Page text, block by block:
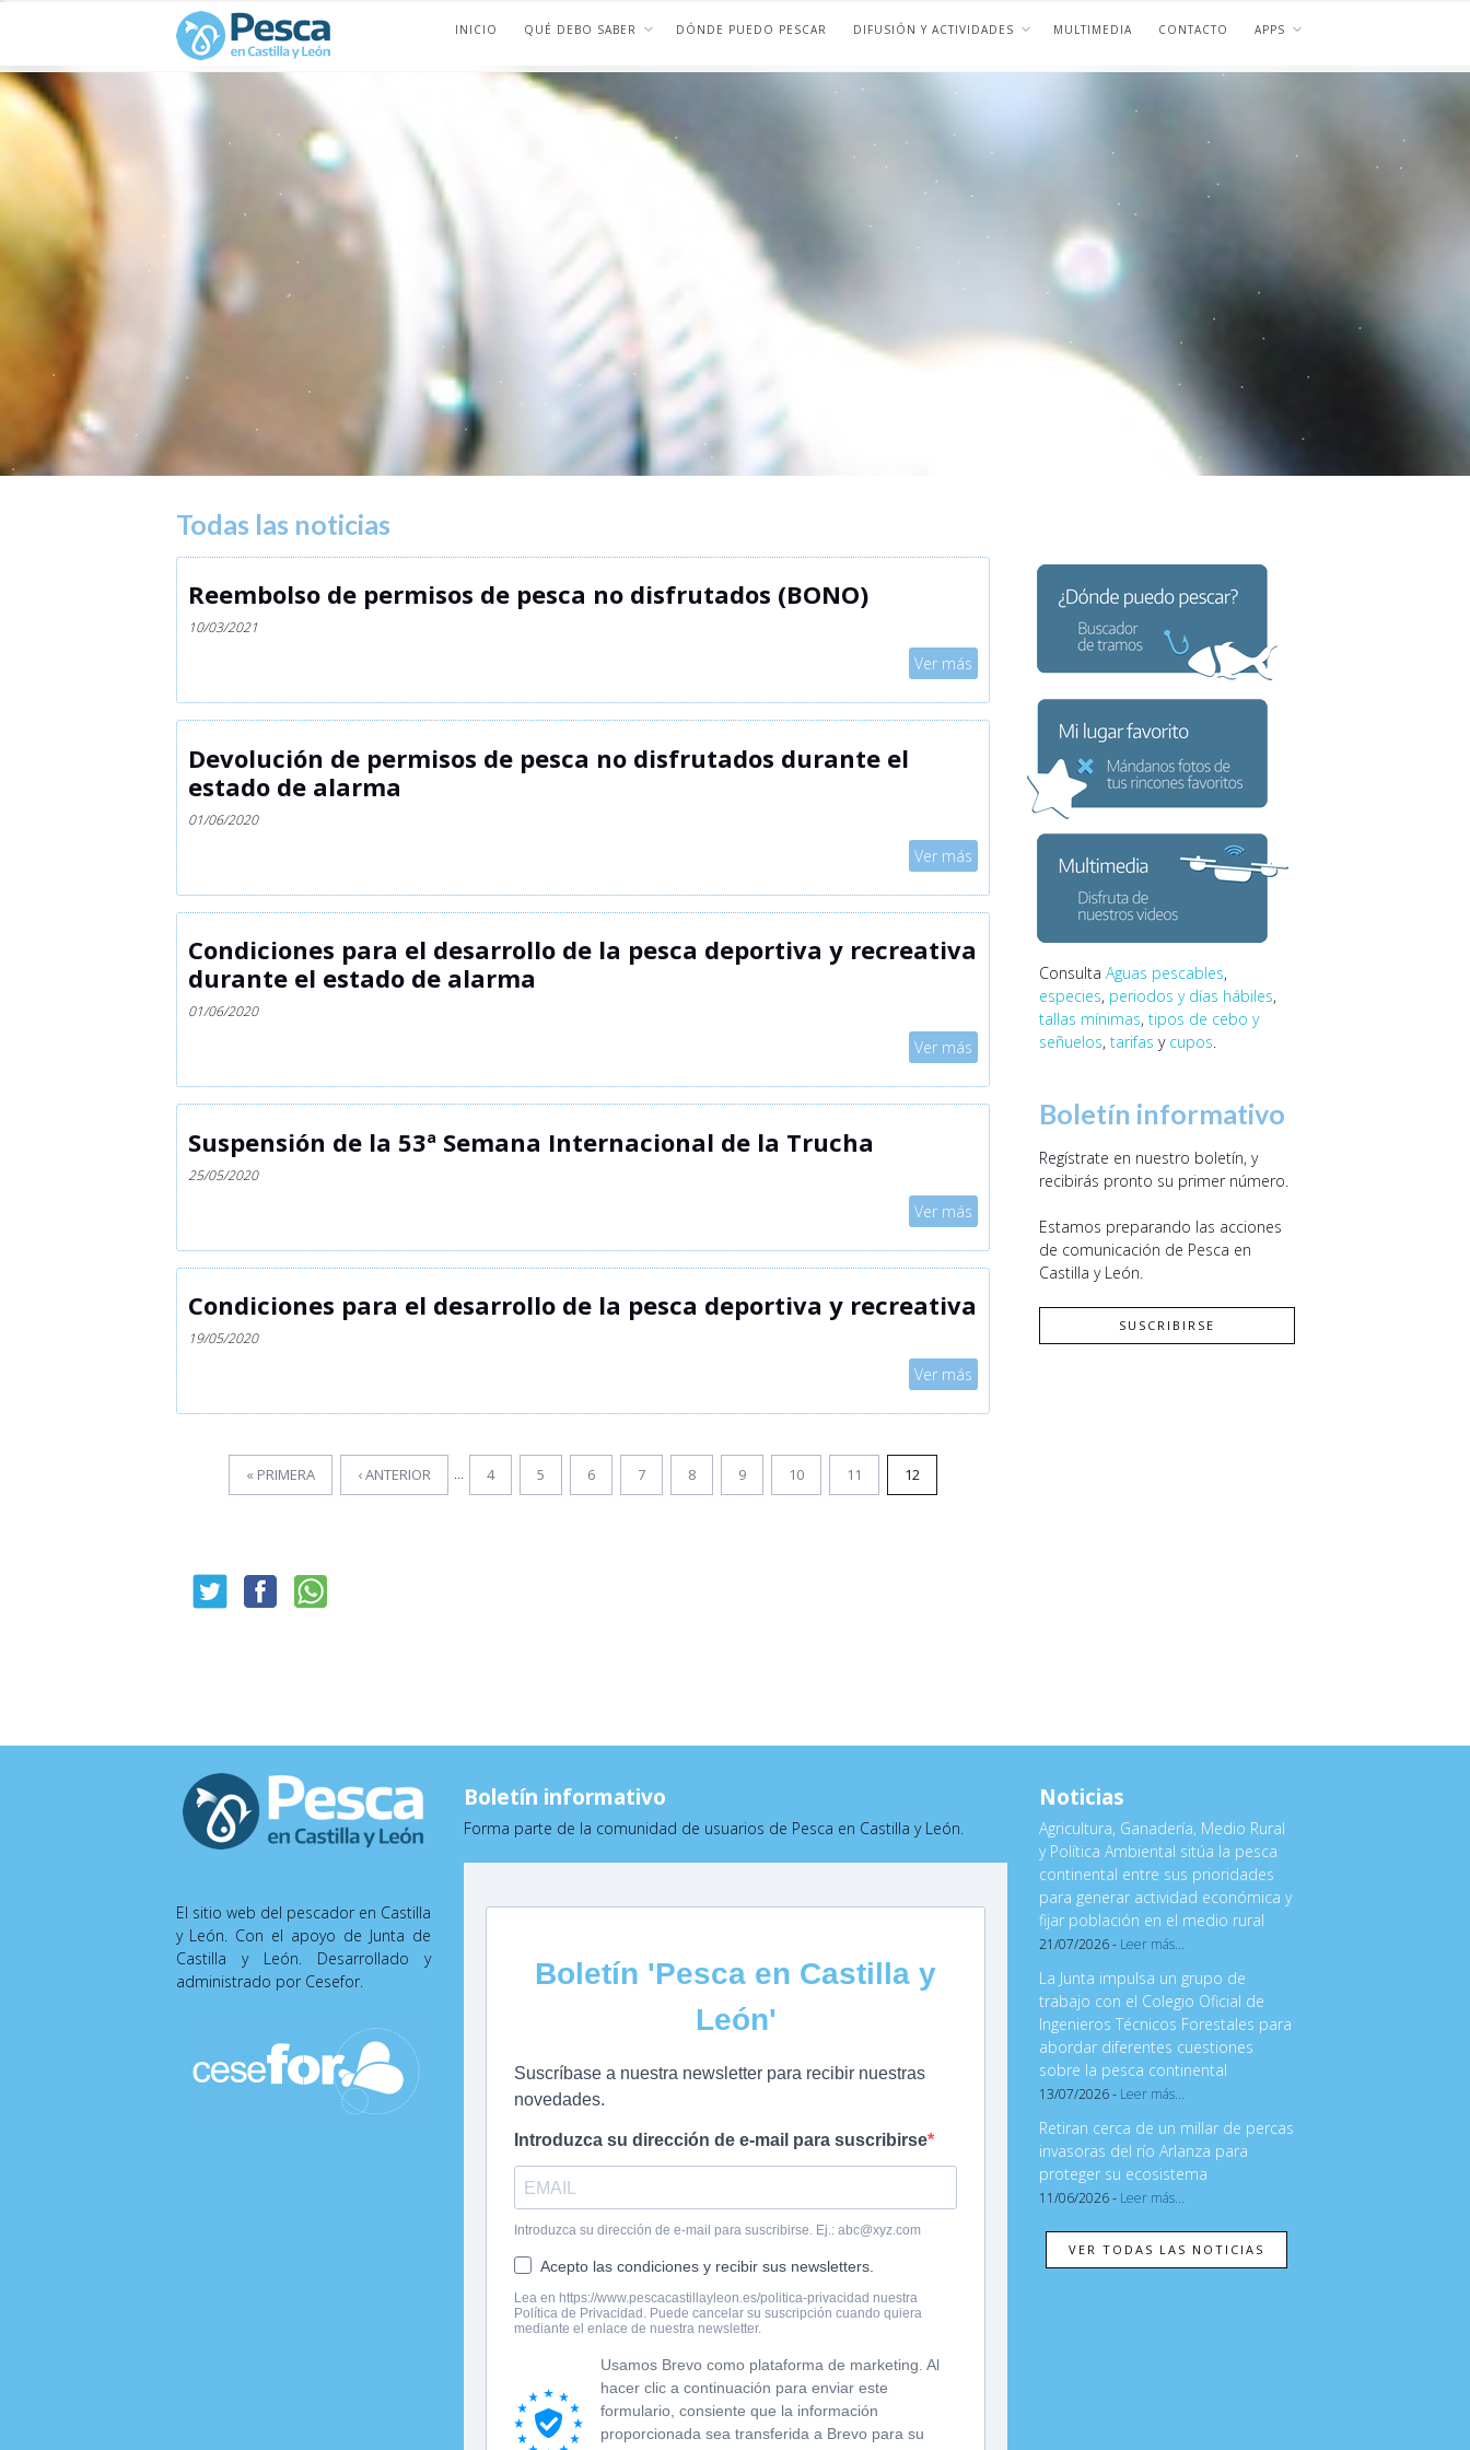
INICIO QUÉ DEBO SABER DÓNDE PUEDO PESCAR DIFUSIÓN Y ACTIVIDADES MULTIMEDIA CONTACTO APPS
Todas las noticias
Reembolso de permisos de pesca no disfrutados (BONO)
10/03/2021
Mostrar
Ver más
Devolución de permisos de pesca no disfrutados durante el
estado de alarma
01/06/2020
Mostrar
Ver más
Condiciones para el desarrollo de la pesca deportiva y recreativa
durante el estado de alarma
01/06/2020
Mostrar
Ver más
Suspensión de la 53ª Semana Internacional de la Trucha
25/05/2020
Mostrar
Ver más
Condiciones para el desarrollo de la pesca deportiva y recreativa
19/05/2020
Mostrar
Ver más
« PRIMERA ‹ ANTERIOR … 4 5 6 7 8 9 10 11 12
ConsultaAguas pescables,
especies, periodos y días hábiles,
tallas mínimas,tipos de cebo y
señuelos,tarifas y cupos
Boletín informativo
Regístrate en nuestro boletín, y
recibirás pronto su primer número.
Estamos preparando las acciones
de comunicación de Pesca en
Castilla y León.
El sitio web del pescador en Castilla
y León. Con el apoyo de Junta de
Castilla y León. Desarrollado y
administrado por Cesefor.
Boletín informativo
Forma parte de la comunidad de usuarios de Pesca en Castilla y León.
Noticias
Agricultura, Ganadería, Medio Rural
y Política Ambiental sitúa la pesca
continental entre sus prioridades
para generar actividad económica y
fijar población en el medio rural
21/07/2026 - Leer más...
La Junta impulsa un grupo de
trabajo con el Colegio Oficial de
Ingenieros Técnicos Forestales para
abordar diferentes cuestiones
sobre la pesca continental
13/07/2026 - Leer más...
Retiran cerca de un millar de percas
invasoras del río Arlanza para
proteger su ecosistema
11/06/2026 - Leer más...